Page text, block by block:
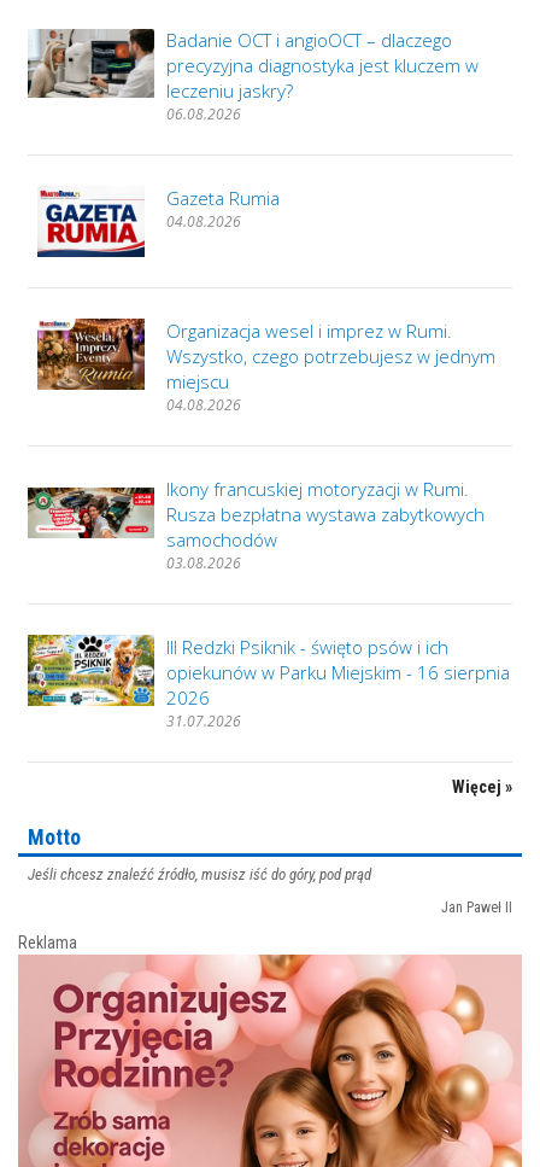
Badanie OCT i angioOCT – dlaczego
precyzyjna diagnostyka jest kluczem w
leczeniu jaskry?
06.08.2026
Gazeta Rumia
04.08.2026
Organizacja wesel i imprez w Rumi.
Wszystko, czego potrzebujesz w jednym
miejscu
04.08.2026
Ikony francuskiej motoryzacji w Rumi.
Rusza bezpłatna wystawa zabytkowych
samochodów
03.08.2026
III Redzki Psiknik - święto psów i ich
opiekunów w Parku Miejskim - 16 sierpnia
2026
31.07.2026
Więcej »
Motto
Jeśli chcesz znaleźć źródło, musisz iść do góry, pod prąd
Jan Paweł II
Reklama